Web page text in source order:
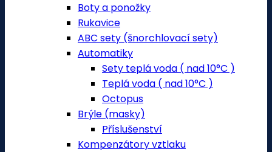
Boty a ponožky
Rukavice
ABC sety (šnorchlovací sety)
Automatiky
Sety teplá voda ( nad 10°C )
Teplá voda ( nad 10°C )
Octopus
Brýle (masky)
Příslušenství
Kompenzátory vztlaku